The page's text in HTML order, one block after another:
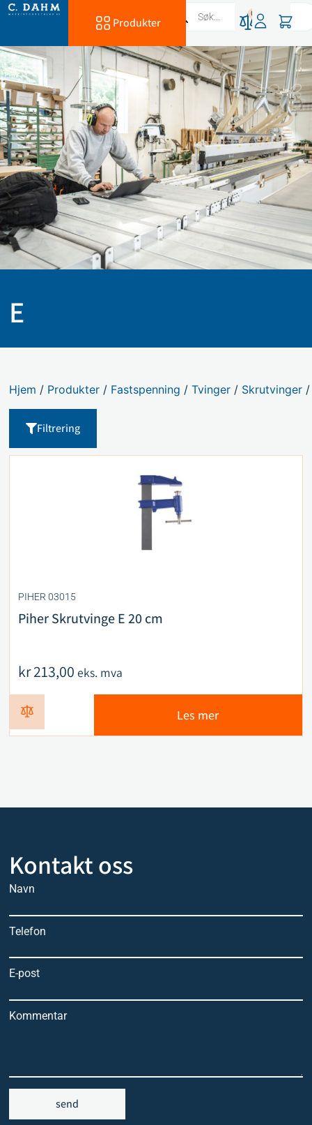
Produkter
0
E
Hjem / Produkter / Fastspenning /Tvinger / Skrutvinger /
Filtrering
PIHER 03015
Piher Skrutvinge E 20 cm
kr213,00 eks. mva
Les mer
Kontakt oss
Navn
Telefon
E-post
Kommentar
send